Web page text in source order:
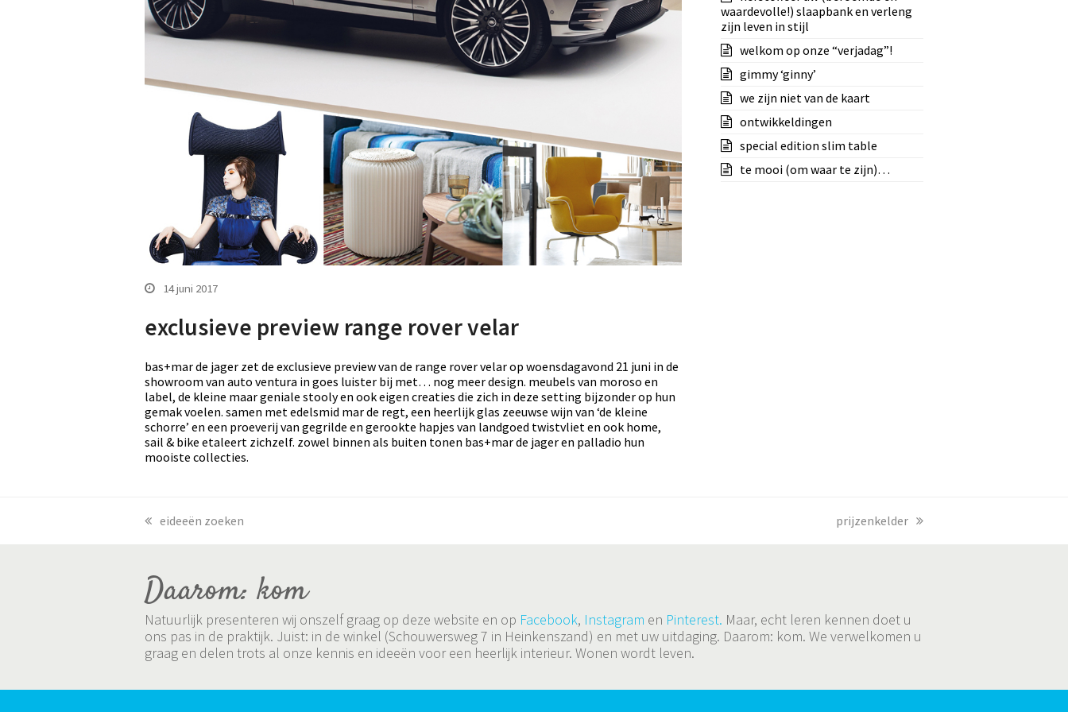
14 juni 2017
exclusieve preview range rover velar
bas+mar de jager zet de exclusieve preview van de range rover velar op woensdagavond 21 juni in de
showroom van auto ventura in goes luister bij met… nog meer design. meubels van moroso en
label, de kleine maar geniale stooly en ook eigen creaties die zich in deze setting bijzonder op hun
gemak voelen. samen met edelsmid mar de regt, een heerlijk glas zeeuwse wijn van ‘de kleine
schorre’ en een proeverij van gegrilde en gerookte hapjes van landgoed twistvliet en ook home,
sail & bike etaleert zichzelf. zowel binnen als buiten tonen bas+mar de jager en palladio hun
mooiste collecties.
waardevolle!) slaapbank en verleng
zijn leven in stijl
welkom op onze “verjadag”!
gimmy ‘ginny’
we zijn niet van de kaart
ontwikkeldingen
special edition slim table
te mooi (om waar te zijn)…
previous
eideeën zoeken
next
prijzenkelder
Daarom: kom
Natuurlijk presenteren wij onszelf graag op deze website en op Facebook, Instagram en Pinterest. Maar, echt leren kennen doet u
ons pas in de praktijk. Juist: in de winkel (Schouwersweg 7 in Heinkenszand) en met uw uitdaging. Daarom: kom. We verwelkomen u
graag en delen trots al onze kennis en ideeën voor een heerlijk interieur. Wonen wordt leven.